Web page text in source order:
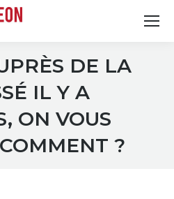
DE LA
IL Y A
ON VOUS
?